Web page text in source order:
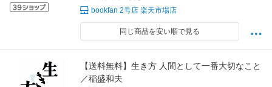
bookfan 2号店 楽天市場店
同じ商品を安い順で見る
【送料無料】生き方 人間として一番大切なこと
／稲盛和夫